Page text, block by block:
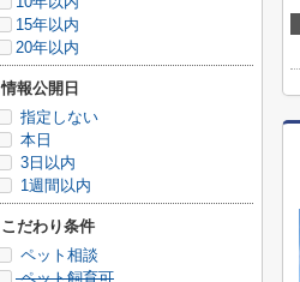
15年以内
20年以内
情報公開日
指定しない
本日
3日以内
1週間以内
こだわり条件
ペット相談
ペット飼育可